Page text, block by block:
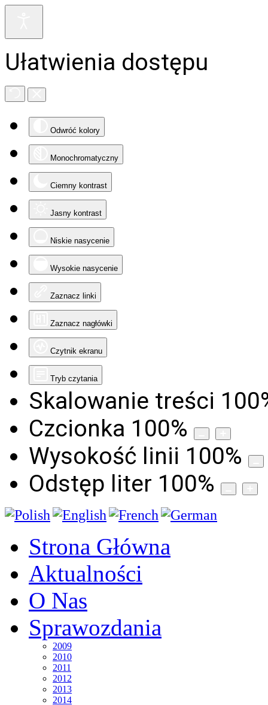
Ułatwienia dostępu
Odwróć kolory
Monochromatyczny
Ciemny kontrast
Jasny kontrast
Niskie nasycenie
Wysokie nasycenie
Zaznacz linki
Zaznacz nagłówki
Czytnik ekranu
Tryb czytania
Skalowanie treści 100
Czcionka 100%
Wysokość linii 100%
Odstęp liter 100%
Strona Główna
Aktualności
O Nas
Sprawozdania
2009
2010
2011
2012
2013
2014